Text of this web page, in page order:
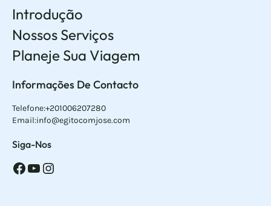
Introdução
Nossos Serviços
Planeje Sua Viagem
Informações De Contacto
Telefone:+201006207280
Email:info@egitocomjose.com
Siga-Nos